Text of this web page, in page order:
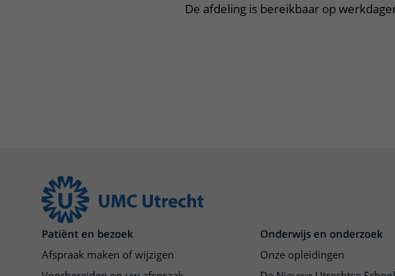
De afdeling is bereikbaar op
Patiënt en bezoek
Afspraak maken of wijzigen
Onderwijs en onderzoek
Onze opleidingen